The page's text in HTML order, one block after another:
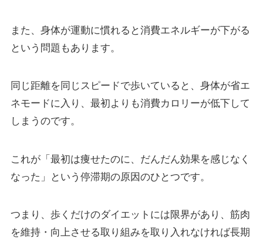
また、身体が運動に慣れると消費エネルギーが下がる
という問題もあります。
同じ距離を同じスピードで歩いていると、身体が省エ
ネモードに入り、最初よりも消費カロリーが低下して
しまうのです。
これが「最初は痩せたのに、だんだん効果を感じなく
なった」という停滞期の原因のひとつです。
つまり、歩くだけのダイエットには限界があり、筋肉
を維持・向上させる取り組みを取り入れなければ長期